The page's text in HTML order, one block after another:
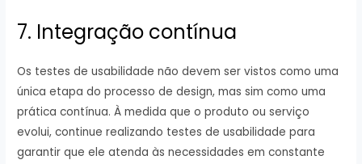
7. Integração contínua
Os testes de usabilidade não devem ser vistos como uma
única etapa do processo de design, mas sim como uma
prática contínua. À medida que o produto ou serviço
evolui, continue realizando testes de usabilidade para
garantir que ele atenda às necessidades em constante